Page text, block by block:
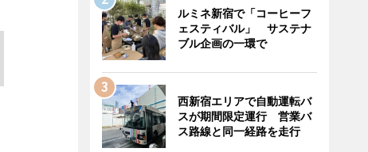
ルミネ新宿で「コーヒーフ
ェスティバル」 サステナ
ブル企画の一環で
西新宿エリアで自動運転バ
スが期間限定運行 営業バ
ス路線と同一経路を走行